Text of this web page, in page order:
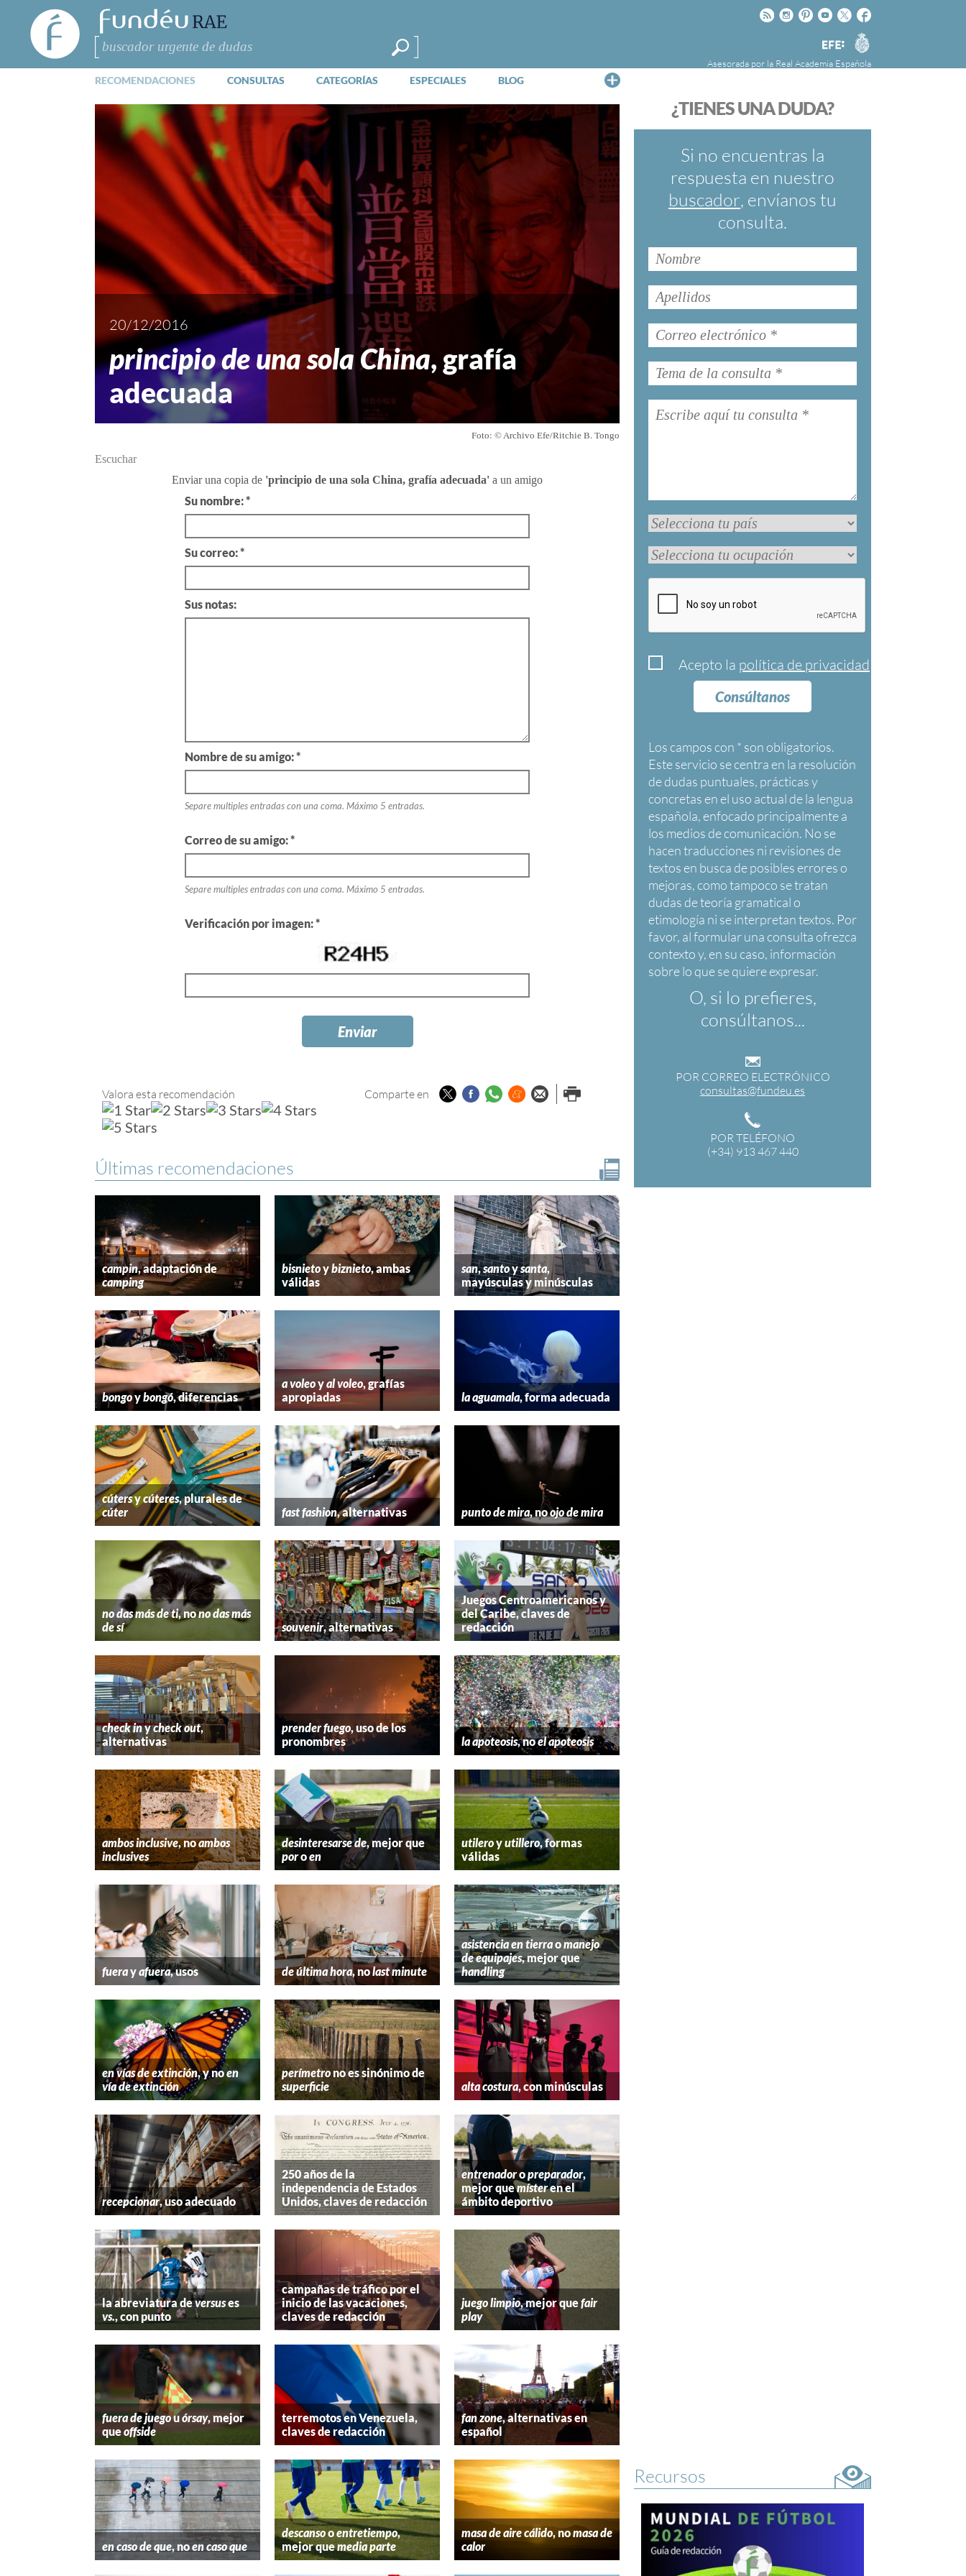
FundéuRAE
- Fundación
del Español
Urgente
Buscar
Facebook
Twitter
Youtube
Pinteres
Instagram
Rss
Agencia
EFE
Asesorada por la Real Academia Española
RECOMENDACIONES CONSULTAS CATEGORÍAS ESPECIALES BLOG
FundéuRAE es una fundación patrocinada por
cuyo objetivo es colaborar con el buen uso del
español en los medios de comunicación y en
Internet.
¿TIENES UNA DUDA?
Si no encuentras la
respuesta en nuestro
buscador, envíanos tu
consulta.
Acepto la política de privacidad
Consúltanos
Los campos con * son obligatorios
O, si lo prefieres,
consúltanos...
POR CORREO ELECTRÓNICO
consultas@fundeu.es
POR TELÉFONO
(+34) 913 467 440
20/12/2016
principio de una sola China, grafía
adecuada
Foto: © Archivo Efe/Ritchie B. Tongo
Escuchar
Enviar una copia de 'principio de una sola China, grafía adecuada' a un amigo
Su nombre: *
Su correo: *
Sus notas:
Nombre de su amigo: *
Separe multiples entradas con una coma. Máximo 5 entradas.
Correo de su amigo: *
Separe multiples entradas con una coma. Máximo 5 entradas.
Verificación por imagen: *
Valora esta recomendación Comparte en TwitterFacebook
Whatsapp
Menéame
Enviar porImprimir
Últimas recomendaciones
campin, adaptación de
camping
bisnietoybiznieto, ambas
válidas
san,santoysanta,
mayúsculas y minúsculas
bongoybongó, diferencias
a voleoyal voleo, grafías
apropiadas
la aguamala, forma adecuada
cútersycúteres, plurales de
cúter
fast fashion, alternativas punto de mira, noojo de mira
no das más de ti, nono das más
de sí
souvenir, alternativas
Juegos Centroamericanos y
del Caribe, claves de
redacción
check inycheck out,
alternativas
prender fuego, uso de los
pronombres
la apoteosis, noel apoteosis
ambos inclusive, noambos
inclusives
desinteresarse de, mejor que
poroen
utileroyutillero, formas
válidas
fuerayafuera, usos de última hora, nolast minute
asistencia en tierraomanejo
de equipajes, mejor que
handling
en vías de extinción, y noen
vía de extinción
perímetrono es sinónimo de
superficie
alta costura, con minúsculas
recepcionar, uso adecuado
250 años de la
independencia de Estados
Unidos, claves de redacción
entrenadoropreparador,
mejor quemísteren el
ámbito deportivo
la abreviatura deversuses
vs., con punto
campañas de tráfico por el
inicio de las vacaciones,
claves de redacción
juego limpio, mejor quefair
play
fuera de juegouórsay, mejor
queoffside
terremotos en Venezuela,
claves de redacción
fan zone, alternativas en
español
en caso de que, noen caso que
descansooentretiempo,
mejor quemedia parte
masa de aire cálido, nomasa de
calor
Recursos